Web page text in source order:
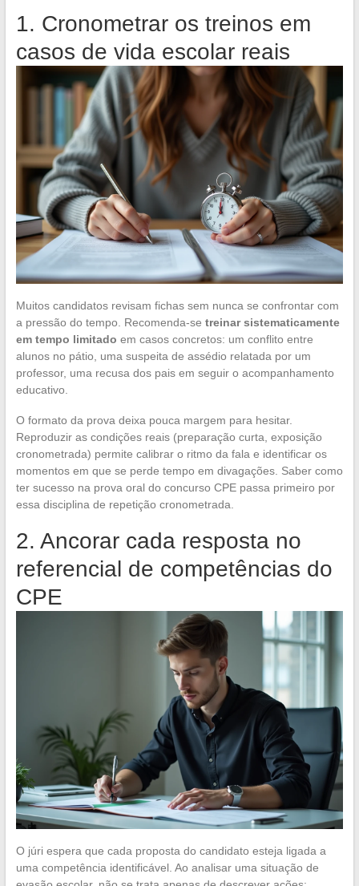
1. Cronometrar os treinos em
casos de vida escolar reais
Muitos candidatos revisam fichas sem nunca se confrontar com
a pressão do tempo. Recomenda-se treinar sistematicamente
em tempo limitado em casos concretos: um conflito entre
alunos no pátio, uma suspeita de assédio relatada por um
professor, uma recusa dos pais em seguir o acompanhamento
educativo.
O formato da prova deixa pouca margem para hesitar.
Reproduzir as condições reais (preparação curta, exposição
cronometrada) permite calibrar o ritmo da fala e identificar os
momentos em que se perde tempo em divagações. Saber como
ter sucesso na prova oral do concurso CPE passa primeiro por
essa disciplina de repetição cronometrada.
2. Ancorar cada resposta no
referencial de competências do
CPE
O júri espera que cada proposta do candidato esteja ligada a
uma competência identificável. Ao analisar uma situação de